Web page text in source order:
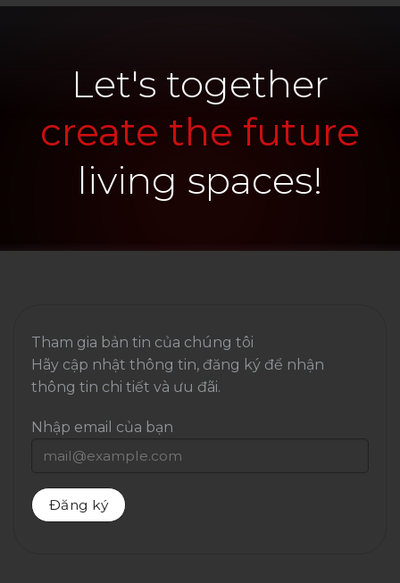
Let's together
create the future
living spaces!
Tham gia bản tin của chúng tôi
Hãy cập nhật thông tin, đăng ký để nhận
thông tin chi tiết và ưu đãi.
Nhập email của bạn